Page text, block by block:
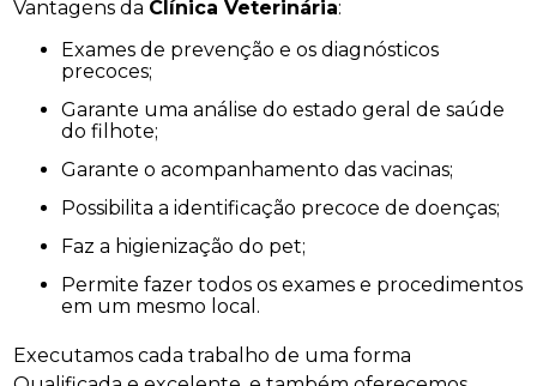
Vantagens da Clínica Veterinária:
Exames de prevenção e os diagnósticos
precoces;
Garante uma análise do estado geral de saúde
do filhote;
Garante o acompanhamento das vacinas;
Possibilita a identificação precoce de doenças;
Faz a higienização do pet;
Permite fazer todos os exames e procedimentos
em um mesmo local.
Executamos cada trabalho de uma forma